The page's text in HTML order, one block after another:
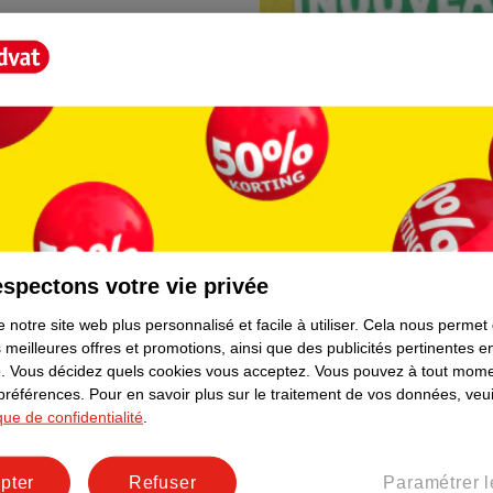
Plus besoin de rester
En magasin, vous
directement depuis votre
facile et prêt
votre vie privée
notre site web plus personnalisé et facile à utiliser. Cela nous permet
meilleures offres et promotions, ainsi que des publicités pertinentes
Vous décidez quels cookies vous acceptez. Vous pouvez à tout
Pour en savoir plus sur le traitement de vos données,
de confidentialité
Paramétrer
Refuser